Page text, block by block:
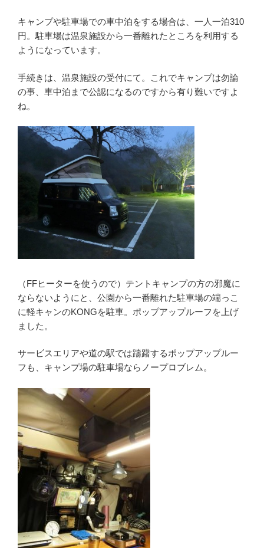
キャンプや駐車場での車中泊をする場合は、一人一泊310
円。駐車場は温泉施設から一番離れたところを利用する
ようになっています。
手続きは、温泉施設の受付にて。これでキャンプは勿論
の事、車中泊まで公認になるのですから有り難いですよ
ね。
（FFヒーターを使うので）テントキャンプの方の邪魔に
ならないようにと、公園から一番離れた駐車場の端っこ
に軽キャンのKONGを駐車。ポップアップルーフを上げ
ました。
サービスエリアや道の駅では躊躇するポップアップルー
フも、キャンプ場の駐車場ならノープロブレム。